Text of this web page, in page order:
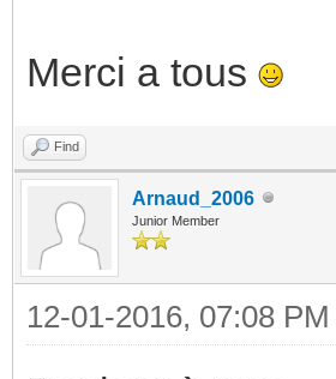
Merci a tous
Find
Arnaud_2006
Junior Member
12-01-2016, 07:08 PM